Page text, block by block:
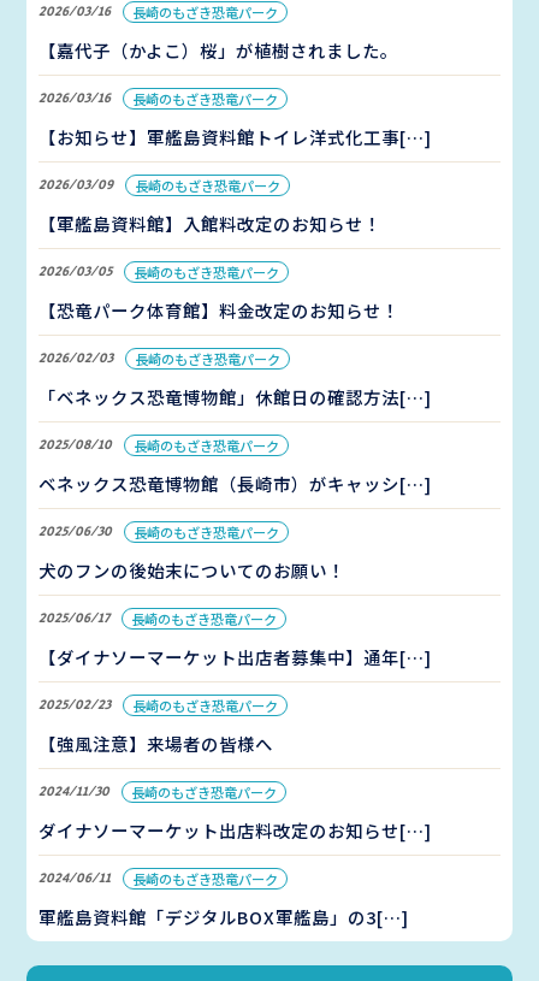
2026/03/16 長崎のもざき恐竜パーク
【嘉代子（かよこ）桜」が植樹されました。
2026/03/16 長崎のもざき恐竜パーク
【お知らせ】軍艦島資料館トイレ洋式化工事[…]
2026/03/09 長崎のもざき恐竜パーク
【軍艦島資料館】入館料改定のお知らせ！
2026/03/05 長崎のもざき恐竜パーク
【恐竜パーク体育館】料金改定のお知らせ！
2026/02/03 長崎のもざき恐竜パーク
「ベネックス恐竜博物館」休館日の確認方法[…]
2025/08/10 長崎のもざき恐竜パーク
ベネックス恐竜博物館（長崎市）がキャッシ[…]
2025/06/30 長崎のもざき恐竜パーク
犬のフンの後始末についてのお願い！
2025/06/17 長崎のもざき恐竜パーク
【ダイナソーマーケット出店者募集中】通年[…]
2025/02/23 長崎のもざき恐竜パーク
【強風注意】来場者の皆様へ
2024/11/30 長崎のもざき恐竜パーク
ダイナソーマーケット出店料改定のお知らせ[…]
2024/06/11 長崎のもざき恐竜パーク
軍艦島資料館「デジタルBOX軍艦島」の3[…]